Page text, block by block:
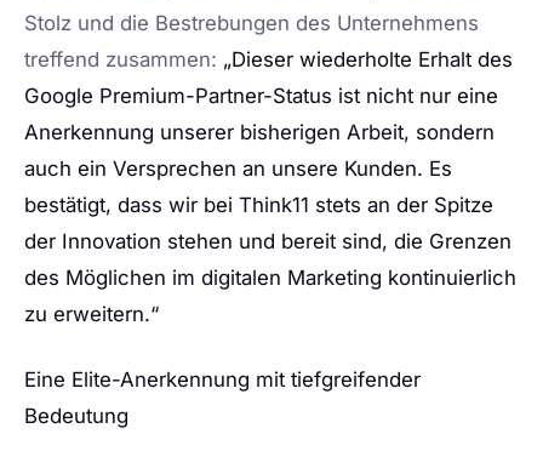
Stolz und die Bestrebungen des Unternehmens
treffend zusammen: „Dieser wiederholte Erhalt des
Google Premium-Partner-Status ist nicht nur eine
Anerkennung unserer bisherigen Arbeit, sondern
auch ein Versprechen an unsere Kunden. Es
bestätigt, dass wir bei Think11 stets an der Spitze
der Innovation stehen und bereit sind, die Grenzen
des Möglichen im digitalen Marketing kontinuierlich
zu erweitern.“
Eine Elite-Anerkennung mit tiefgreifender
Bedeutung